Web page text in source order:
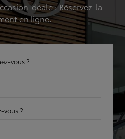
idéale : Réservez-la
en ligne.
vous ?
vous ?